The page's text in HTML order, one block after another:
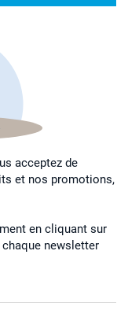
acceptez de
et nos promotions,
en cliquant sur
newsletter